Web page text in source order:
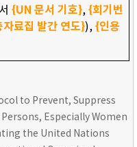
{UN 문서 기호},{회기번
료집 발간 연도}),{인용
to Prevent, Suppress
Especially Women
the United Nations